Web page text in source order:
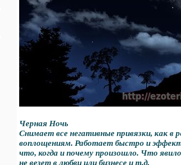
Черная Ночь
Снимает все негативные привязки, как
воплощениям. Работает быстро и
что, когда и почему произошло. Что
не везет в любви или бизнесе и т.д.